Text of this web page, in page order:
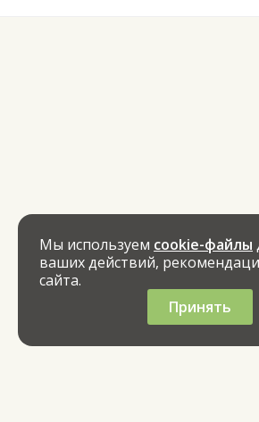
Мы используем cookie-файлы
ваших действий,
сайта.
Принять